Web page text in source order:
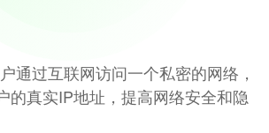
通过互联网访问一个私密的网络，
的真实IP地址，提高网络安全和隐